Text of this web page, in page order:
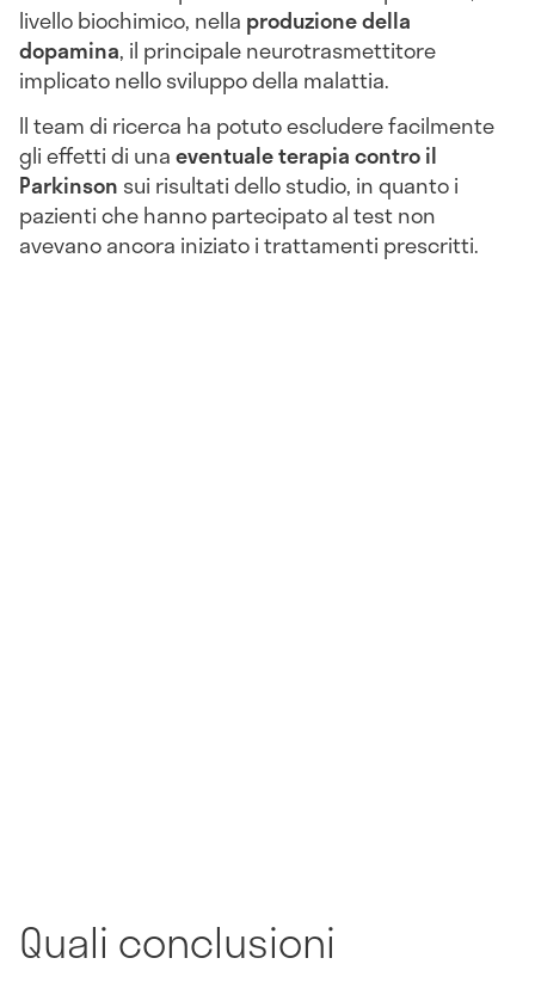
livello biochimico, nella produzione della
dopamina, il principale neurotrasmettitore
implicato nello sviluppo della malattia.
Il team di ricerca ha potuto escludere facilmente
gli effetti di unaeventuale terapia contro il
Parkinson sui risultati dello studio, in quanto i
pazienti che hanno partecipato al test non
avevano ancora iniziato i trattamenti prescritti.
Quali conclusioni